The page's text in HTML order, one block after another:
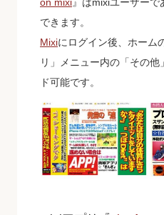
できます。
Mixiにログイン後、ホーム
リ」メニュー内の「その
ド可能です。